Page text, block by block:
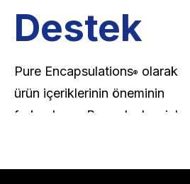
Destek
Pure Encapsulations® olarak
ürün içeriklerinin öneminin
farkındayız. Bu nedenle, sizlere